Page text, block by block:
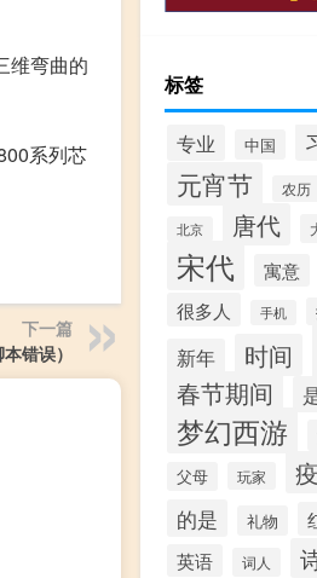
维弯曲的
系列芯
下一篇
错误）
标签
专业 中国
元宵节 农历
北京 唐代
宋代 寓意
很多人 手机
新年 时间
春节期间
梦幻西游
父母 玩家
的是 礼物
英语 词人